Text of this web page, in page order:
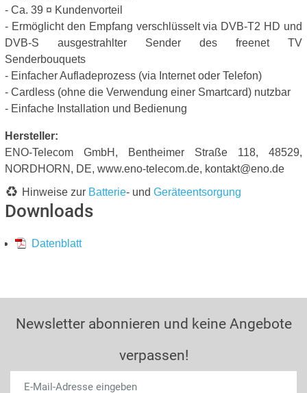
- Ca. 39 ¤ Kundenvorteil
- Ermöglicht den Empfang verschlüsselt via DVB-T2 HD und
DVB-S ausgestrahlter Sender des freenet TV
Senderbouquets
- Einfacher Aufladeprozess (via Internet oder Telefon)
- Cardless (ohne die Verwendung einer Smartcard) nutzbar
- Einfache Installation und Bedienung
Hersteller:
ENO-Telecom GmbH, Bentheimer Straße 118, 48529,
NORDHORN, DE, www.eno-telecom.de, kontakt@eno.de
Hinweise zur Batterie- und Geräteentsorgung
Downloads
Datenblatt
Newsletter abonnieren und keine Angebote
verpassen!